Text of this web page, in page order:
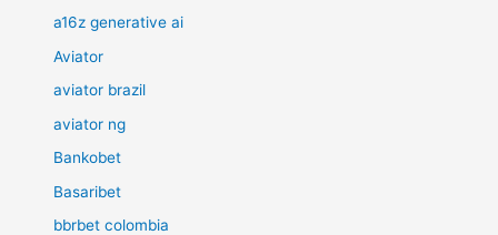
a16z generative ai
Aviator
aviator brazil
aviator ng
Bankobet
Basaribet
bbrbet colombia